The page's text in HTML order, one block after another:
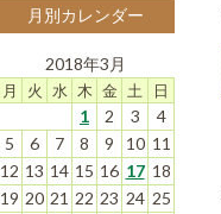
月別カレンダー
2018年3月
月 火 水 木 金 土 日
1 2 3
4
5
6 7 8 9 10 11
12 13 14 15 16 17 18
19 20 21 22 23 24 25